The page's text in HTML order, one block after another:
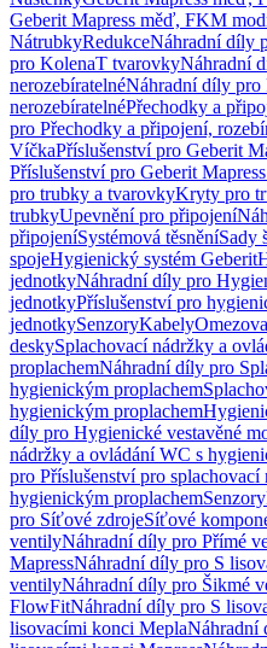
Geberit Mapress měď, FKM
NátrubkyRedukceNáhradní díly
pro KolenaT tvarovkyNáhradní
nerozebíratelnéNáhradní díly pro
nerozebíratelnéPřechodky a
pro Přechodky a připojení,
VíčkaPříslušenství pro Geberit
Příslušenství pro Geberit
pro trubky a tvarovkyKryty pro
trubkyUpevnění pro připojení
připojeníSystémová těsněníSady
spojeHygienický systém Geberit
jednotkyNáhradní díly pro
jednotkyPříslušenství pro
jednotkySenzoryKabely
deskySplachovací nádržky a
proplachemNáhradní díly pro
hygienickým proplachem
hygienickým proplachem
díly pro Hygienické vestavěné
nádržky a ovládání WC s
pro Příslušenství pro
hygienickým proplachemSenzory
pro Síťové zdrojeSíťové
ventilyNáhradní díly pro Přímé
MapressNáhradní díly pro S
ventilyNáhradní díly pro Šikmé
FlowFitNáhradní díly pro S
lisovacími konci MeplaNáhradní